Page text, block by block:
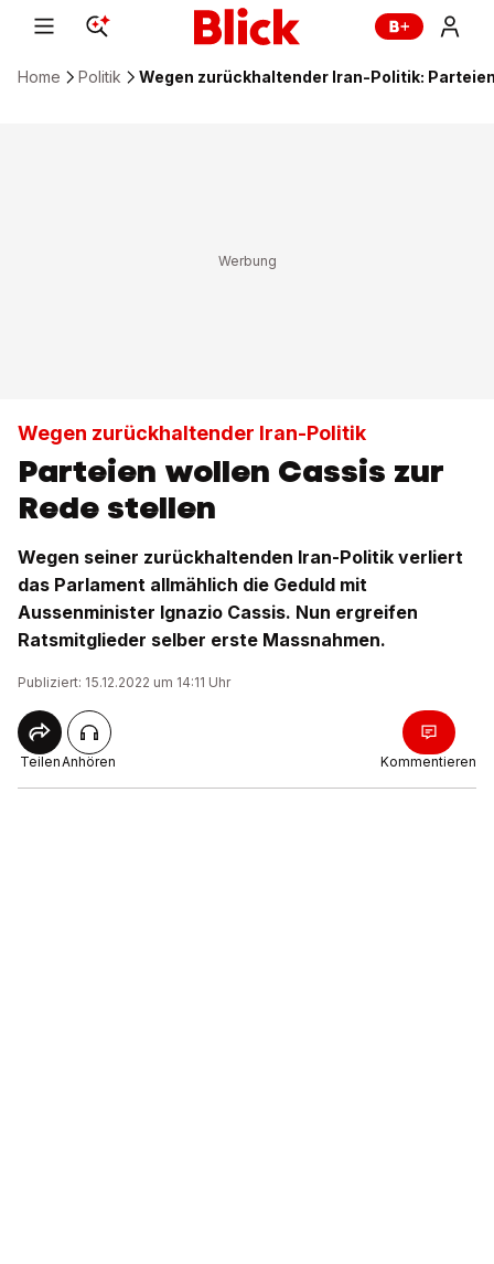
Home Politik Wegen zurückhaltender Iran-Politik:
Wegen zurückhaltender Iran-Politik
Parteien wollen Cassis zur
Rede stellen
Wegen seiner zurückhaltenden Iran-Politik verliert
das Parlament allmählich die Geduld mit
Aussenminister Ignazio Cassis. Nun ergreifen
Ratsmitglieder selber erste Massnahmen.
Publiziert: 15.12.2022 um 14:11 Uhr
TeilenAnhören Kommentieren